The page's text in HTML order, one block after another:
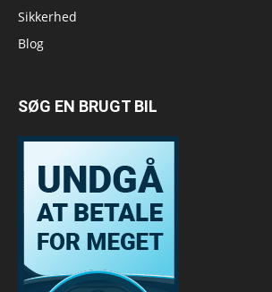
Sikkerhed
Blog
SØG EN BRUGT BIL